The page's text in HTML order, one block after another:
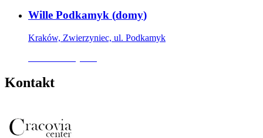
Wille Podkamyk (domy)
Kraków, Zwierzyniec, ul. Podkamyk
Kontakt